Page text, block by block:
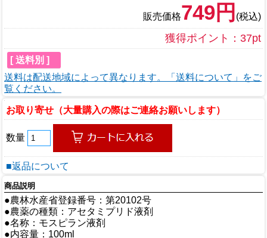
販売価格749円 (税込)
獲得ポイント：37pt
[ 送料別 ]
送料は配送地域によって異なります。「送料について」をご
覧ください。
お取り寄せ（大量購入の際はご連絡お願いします）
数量
■返品について
商品説明
●農林水産省登録番号：第20102号
●農薬の種類：アセタミプリド液剤
●名称：モスピラン液剤
●内容量：100ml